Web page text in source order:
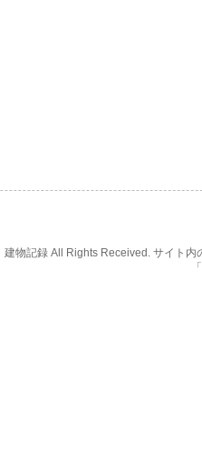
建物記録 All Rights Received. サイト